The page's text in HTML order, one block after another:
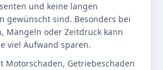
und keine langen
gewünscht sind. Besonders bei
Mängeln oder Zeitdruck kann
viel Aufwand sparen.
Motorschaden, Getriebeschaden